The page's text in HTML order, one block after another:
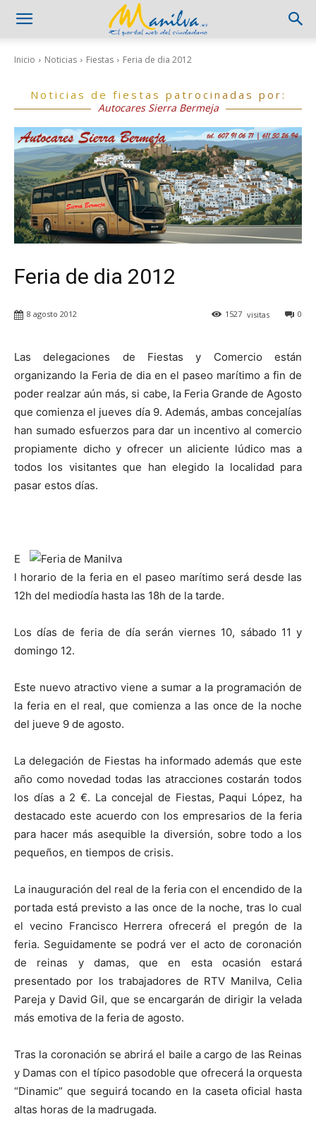
Inicio Noticias Fiestas Feria de dia 2012
Noticias de fiestas patrocinadas por:
Autocares Sierra Bermeja
Feria de dia 2012
8 agosto 2012 0
1527 visitas
Las delegaciones de Fiestas y Comercio están
organizando la Feria de dia en el paseo marítimo a fin de
poder realzar aún más, si cabe, la Feria Grande de Agosto
que comienza el jueves día 9. Además, ambas concejalías
han sumado esfuerzos para dar un incentivo al comercio
propiamente dicho y ofrecer un aliciente lúdico mas a
todos los visitantes que han elegido la localidad para
pasar estos días.
E
l horario de la feria en el paseo marítimo será desde las
12h del mediodía hasta las 18h de la tarde.
Los días de feria de día serán viernes 10, sábado 11 y
domingo 12.
Este nuevo atractivo viene a sumar a la programación de
la feria en el real, que comienza a las once de la noche
del jueve 9 de agosto.
La delegación de Fiestas ha informado además que este
año como novedad todas las atracciones costarán todos
los días a 2 €. La concejal de Fiestas, Paqui López, ha
destacado este acuerdo con los empresarios de la feria
para hacer más asequible la diversión, sobre todo a los
pequeños, en tiempos de crisis.
La inauguración del real de la feria con el encendido de la
portada está previsto a las once de la noche, tras lo cual
el vecino Francisco Herrera ofrecerá el pregón de la
feria. Seguidamente se podrá ver el acto de coronación
de reinas y damas, que en esta ocasión estará
presentado por los trabajadores de RTV Manilva, Celia
Pareja y David Gil, que se encargarán de dirigir la velada
más emotiva de la feria de agosto.
Tras la coronación se abrirá el baile a cargo de las Reinas
y Damas con el típico pasodoble que ofrecerá la orquesta
“Dinamic” que seguirá tocando en la caseta oficial hasta
altas horas de la madrugada.